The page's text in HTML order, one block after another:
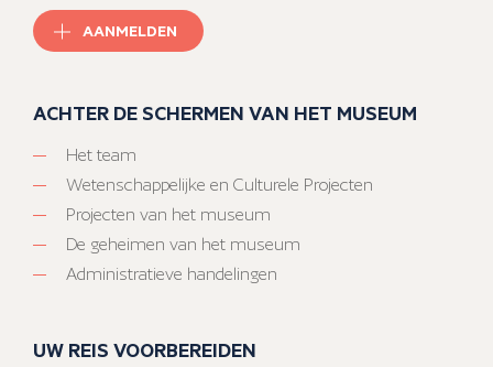
AANMELDEN
ACHTER DE SCHERMEN VAN HET MUSEUM
Het team
Wetenschappelijke en Culturele Projecten
Projecten van het museum
De geheimen van het museum
Administratieve handelingen
UW REIS VOORBEREIDEN